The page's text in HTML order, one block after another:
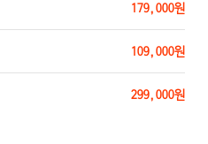
179,000원
109,000원
299,000원